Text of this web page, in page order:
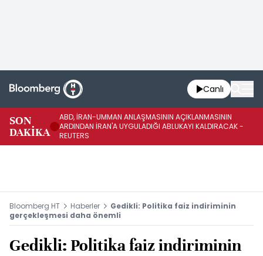
Canlı
SON
DAKİKA
ABD, İRAN-UMMAN ANLAŞMASININ AÇIKLANMASININ
ARDINDAN İRAN'A UYGULADIĞI ABLUKAYI KALDIRACAK -
REUTERS
Bloomberg HT Haberler
Gedikli: Politika faiz indiriminin
gerçekleşmesi daha önemli
Gedikli: Politika faiz indiriminin